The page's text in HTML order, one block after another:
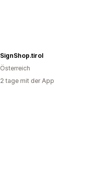
SignShop.tirol
Österreich
2 tage mit der App